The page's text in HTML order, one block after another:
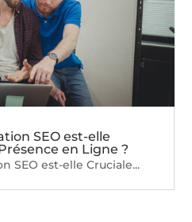
SEO est-elle
en Ligne ?
SEO est-elle Cruciale...